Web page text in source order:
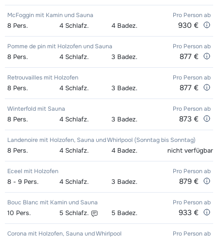
McFoggin mit Kamin und Sauna Pro Personab
8 Pers. 4 Schlafz. 4 Badez. 930 €
Pomme de pin mit Holzofen und Sauna Pro Personab
8 Pers. 4 Schlafz. 3 Badez. 877 €
Retrouvailles mit Holzofen Pro Personab
8 Pers. 4 Schlafz. 3 Badez. 877 €
Winterfold mit Sauna Pro Personab
8 Pers. 4 Schlafz. 3 Badez. 873 €
Landenoire mit Holzofen, Sauna und Whirlpool (Sonntag bis Sonntag)
8 Pers. 4 Schlafz. 4 Badez. nicht verfügbar
Eceel mit Holzofen Pro Personab
8 - 9 Pers. 4 Schlafz. 3 Badez. 879 €
Bouc Blanc mit Kamin und Sauna Pro Personab
10 Pers. 5 Schlafz. 5 Badez. 933 €
Corona mit Holzofen, Sauna und Whirlpool Pro Personab